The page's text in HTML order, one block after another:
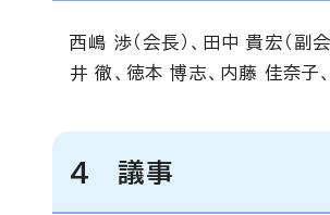
西嶋 渉（会長）、田中 貴宏（
井 徹、徳本 博志、内藤 佳奈
4 議事